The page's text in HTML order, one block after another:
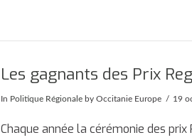
Les gagnants des Prix
In Politique Régionale by Occitanie Europe 19
Chaque année la cérémonie des